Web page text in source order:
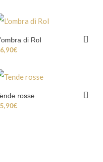
di Rol
€
rosse
€